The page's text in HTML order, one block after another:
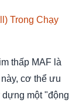
Trong Chạy
thấp MAF là
cơ thể ưu
một "động